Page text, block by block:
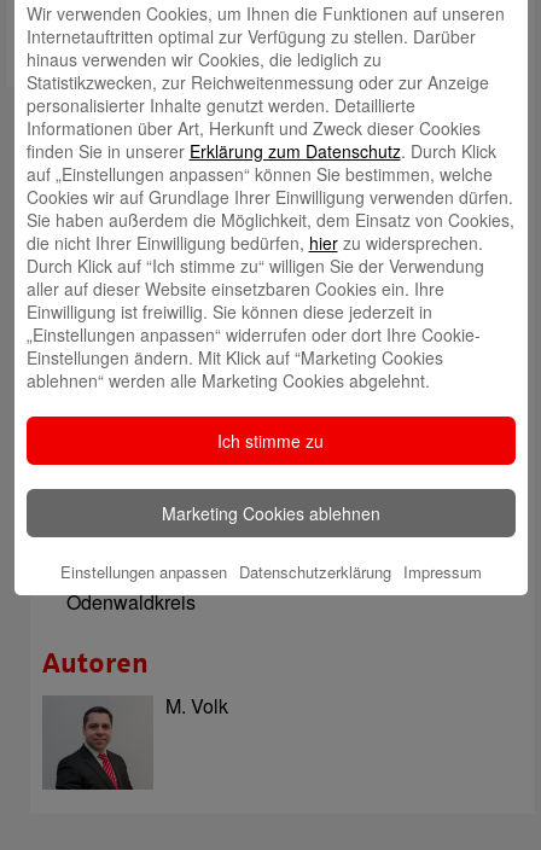
Kontakt
mail@sparkasse-odenwaldkreis.de
Telefon: 06062 500
Auch per WhatsApp erreichbar!
Neueste Beiträge
Sparkassen Kino Open-Air-Sommer 2026 startet
Öffnungszeiten der Sparkasse zum Wiesenmarkt
des ImmobilienCenter der Sparkasse Odenwaldkreis
überzeugt mit Kompetenz, Service und Erfolgsbilanz
Digitale Apotheke in der Sparkassen-Geschäftsstelle
Fränkisch-Crumbach eröffnet
Sparkasse stärkt das soziale Miteinander im
Odenwaldkreis
Autoren
M. Volk
Wir verwenden Cookies, um Ihnen die Funktionen auf unseren
Internetauftritten optimal zur Verfügung zu stellen. Darüber
hinaus verwenden wir Cookies, die lediglich zu
Statistikzwecken, zur Reichweitenmessung oder zur Anzeige
personalisierter Inhalte genutzt werden. Detaillierte
Informationen über Art, Herkunft und Zweck dieser Cookies
finden Sie in unserer Erklärung zum Datenschutz. Durch Klick
auf „Einstellungen anpassen“ können Sie bestimmen, welche
Cookies wir auf Grundlage Ihrer Einwilligung verwenden dürfen.
Sie haben außerdem die Möglichkeit, dem Einsatz von Cookies,
die nicht Ihrer Einwilligung bedürfen, hierzu widersprechen.
Durch Klick auf “Ich stimme zu“ willigen Sie der Verwendung
aller auf dieser Website einsetzbaren Cookies ein. Ihre
Einwilligung ist freiwillig. Sie können diese jederzeit in
„Einstellungen anpassen“ widerrufen oder dort Ihre Cookie-
Einstellungen ändern. Mit Klick auf “Marketing Cookies
ablehnen“ werden alle Marketing Cookies abgelehnt.
Ich stimme zu
Marketing Cookies ablehnen
Einstellungen anpassen Datenschutzerklärung Impressum